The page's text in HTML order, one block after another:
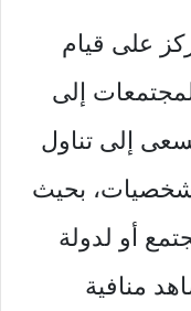
على قيام
إلى
إلى تناول
بحيث
أو لدولة
منافية